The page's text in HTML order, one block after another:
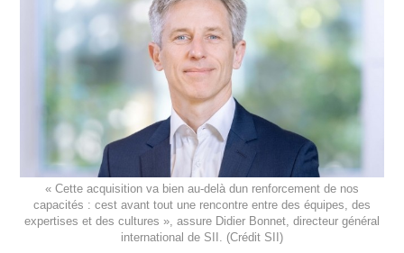
« Cette acquisition va bien au-delà dun renforcement de nos
capacités : cest avant tout une rencontre entre des équipes, des
expertises et des cultures », assure Didier Bonnet, directeur général
international de SII. (Crédit SII)